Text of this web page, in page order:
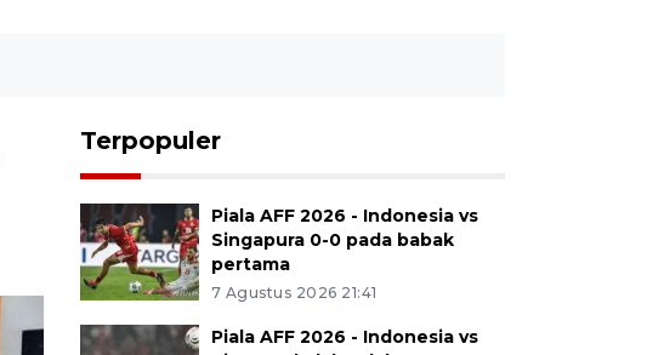
Terpopuler
Piala AFF 2026 - Indonesia vs
Singapura 0-0 pada babak
pertama
7 Agustus 2026 21:41
Piala AFF 2026 - Indonesia vs